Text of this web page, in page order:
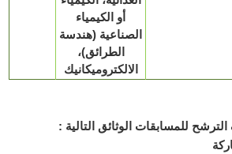
أو الكيمياء
الصناعية (هندسة
الطرائق)،
الالكتروميكانيك
الوثائق التالية :